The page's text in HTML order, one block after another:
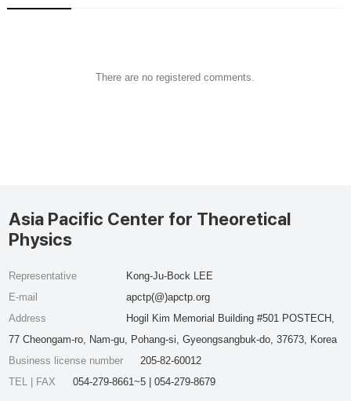
There are no registered comments.
Asia Pacific Center for Theoretical
Physics
Representative
Kong-Ju-Bock LEE
E-mail
apctp(@)apctp.org
Address
Hogil Kim Memorial Building #501 POSTECH,
77 Cheongam-ro, Nam-gu, Pohang-si, Gyeongsangbuk-do, 37673, Korea
Business license number
205-82-60012
TEL | FAX
054-279-8661~5 | 054-279-8679